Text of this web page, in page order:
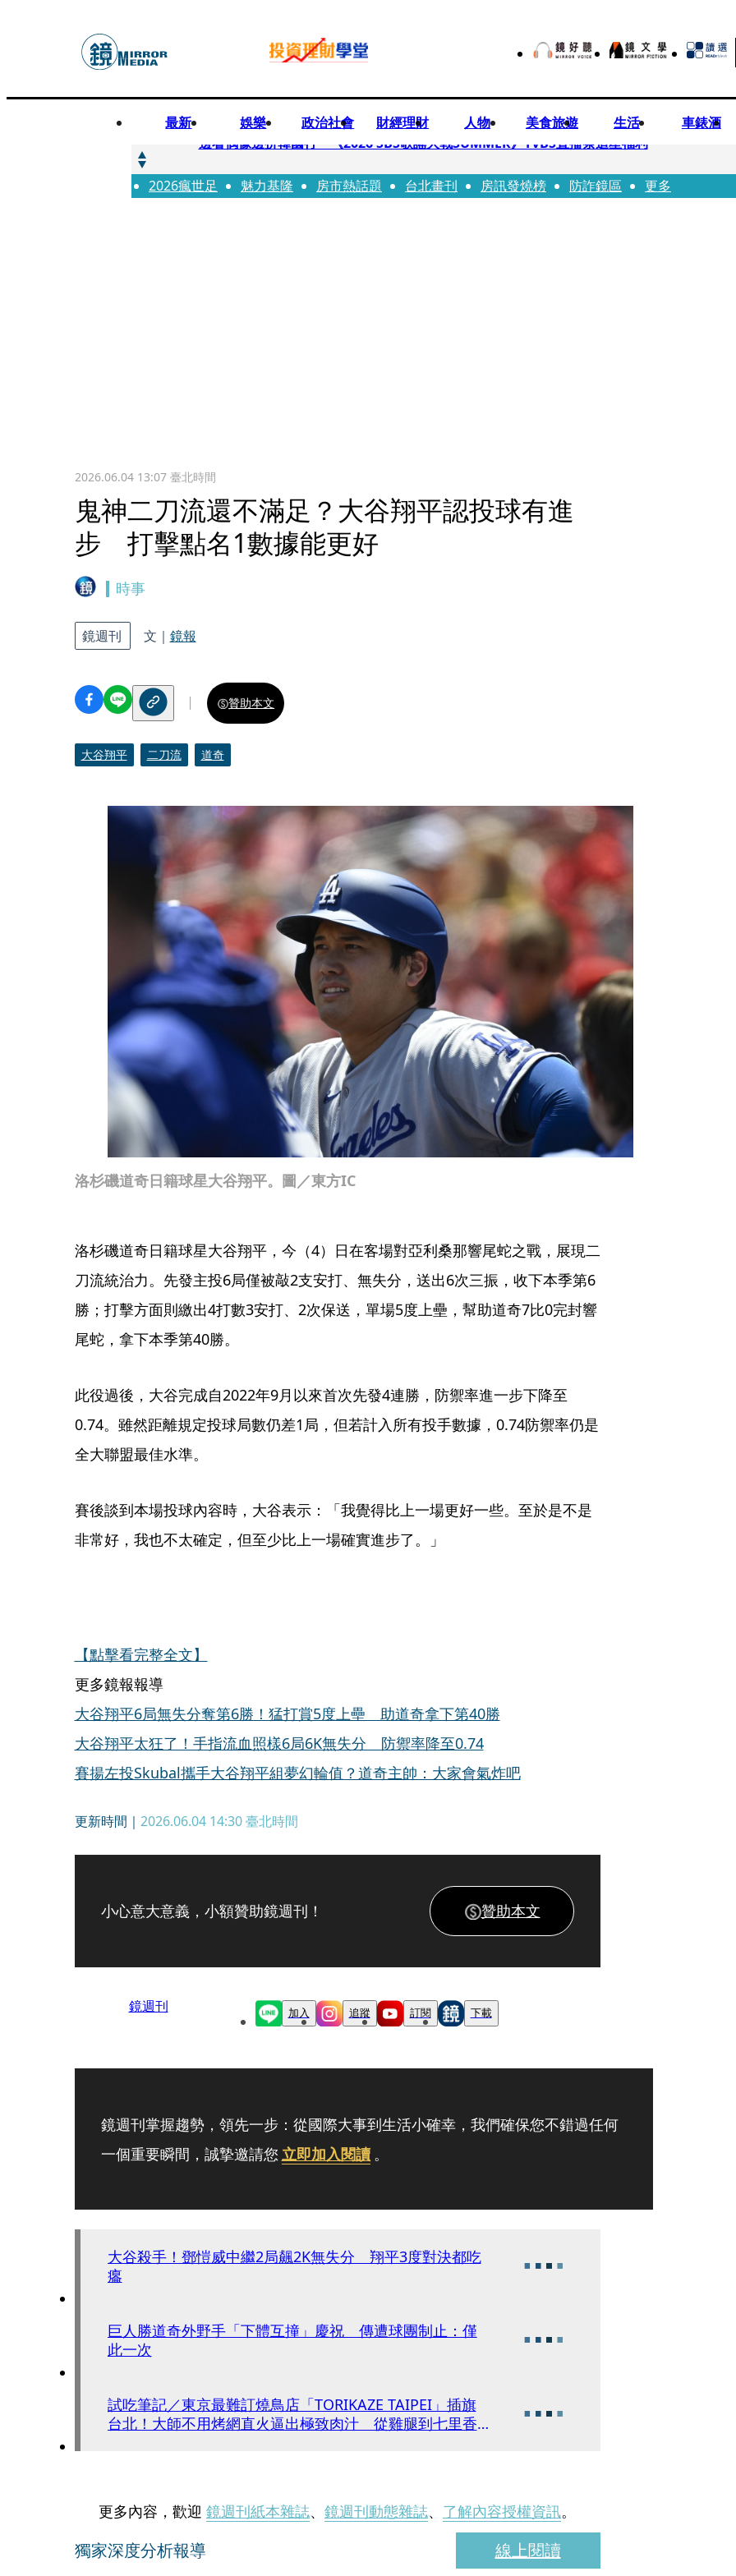
最新 娛樂 政治社會 財經理財 人物 美食旅遊 生活 車錶酒
快訊
邊看偶像邊拚韓國行 《2026 SBS歌謠大戰SUMMER》TVBS直播祭追星福利
快訊
代誌大條火急跳船？ 宏碁派任李文詳接掌兆基屋管2天就喊撤出！
2026瘋世足 魅力基隆 房市熱話題 台北畫刊 房訊發燒榜 防詐鏡區 更多
2026.06.04 13:07臺北時間
鬼神二刀流還不滿足？大谷翔平認投球有進
步 打擊點名1數據能更好
時事
洛杉磯道奇日籍球星大谷翔平。圖／東方IC
鏡週刊 文｜ 鏡報
贊助本文
大谷翔平 二刀流 道奇
洛杉磯道奇日籍球星大谷翔平，今（4）日在客場對亞利桑那響尾蛇之戰，展現二
刀流統治力。先發主投6局僅被敲2支安打、無失分，送出6次三振，收下本季第6
勝；打擊方面則繳出4打數3安打、2次保送，單場5度上壘，幫助道奇7比0完封響
尾蛇，拿下本季第40勝。
此役過後，大谷完成自2022年9月以來首次先發4連勝，防禦率進一步下降至
0.74。雖然距離規定投球局數仍差1局，但若計入所有投手數據，0.74防禦率仍是
全大聯盟最佳水準。
賽後談到本場投球內容時，大谷表示：「我覺得比上一場更好一些。至於是不是
非常好，我也不太確定，但至少比上一場確實進步了。」
【點擊看完整全文】
更多鏡報報導
大谷翔平6局無失分奪第6勝！猛打賞5度上壘 助道奇拿下第40勝
大谷翔平太狂了！手指流血照樣6局6K無失分 防禦率降至0.74
賽揚左投Skubal攜手大谷翔平組夢幻輪值？道奇主帥：大家會氣炸吧
更新時間｜ 2026.06.04 14:30臺北時間
小心意大意義，小額贊助鏡週刊！ 贊助本文
鏡週刊 加入 追蹤 訂閱 下載
鏡週刊掌握趨勢，領先一步：從國際大事到生活小確幸，我們確保您不錯過任何
一個重要瞬間，誠摯邀請您 立即加入閱讀 。
大谷殺手！鄧愷威中繼2局飆2K無失分 翔平3度對決都吃
癟
巨人勝道奇外野手「下體互撞」慶祝 傳遭球團制止：僅
此一次
試吃筆記／東京最難訂燒鳥店「TORIKAZE TAIPEI」插旗
台北！大師不用烤網直火逼出極致肉汁 從雞腿到七里香
更多內容，歡迎 鏡週刊紙本雜誌、 鏡週刊動態雜誌、 了解內容授權資訊。
獨家深度分析報導 線上閱讀